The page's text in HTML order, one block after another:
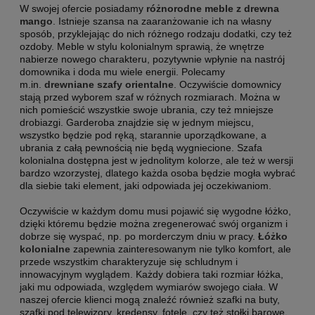
W swojej ofercie posiadamy różnorodne meble z drewna
mango . Istnieje szansa na zaaranżowanie ich na własny
sposób, przyklejając do nich różnego rodzaju dodatki, czy też
ozdoby. Meble w stylu kolonialnym sprawią, że wnętrze
nabierze nowego charakteru, pozytywnie wpłynie na nastrój
domownika i doda mu wiele energii. Polecamy
m.in. drewniane szafy orientalne . Oczywiście domownicy
stają przed wyborem szaf w różnych rozmiarach. Można w
nich pomieścić wszystkie swoje ubrania, czy też mniejsze
drobiazgi. Garderoba znajdzie się w jednym miejscu,
wszystko będzie pod ręką, starannie uporządkowane, a
ubrania z całą pewnością nie będą wygniecione. Szafa
kolonialna dostępna jest w jednolitym kolorze, ale też w wersji
bardzo wzorzystej, dlatego każda osoba będzie mogła wybrać
dla siebie taki element, jaki odpowiada jej oczekiwaniom.
Oczywiście w każdym domu musi pojawić się wygodne łóżko,
dzięki któremu będzie można zregenerować swój organizm i
dobrze się wyspać, np. po morderczym dniu w pracy. Łóżko
kolonialne zapewnia zainteresowanym nie tylko komfort, ale
przede wszystkim charakteryzuje się schludnym i
innowacyjnym wyglądem. Każdy dobiera taki rozmiar łóżka,
jaki mu odpowiada, względem wymiarów swojego ciała. W
naszej ofercie klienci mogą znaleźć również szafki na buty,
szafki pod telewizory, kredensy, fotele, czy też stołki barowe.